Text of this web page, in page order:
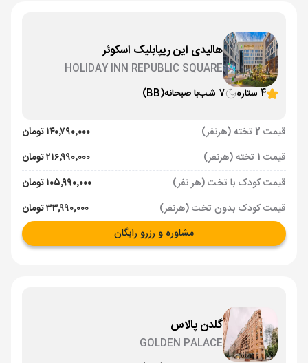
هالیدی این ریپابلیک اسکوئر
HOLIDAY INN REPUBLIC SQUARE
4 ستاره
7 شب با صبحانه(BB)
قیمت 2 تخته (هرنفر)
۱۴۰٬۷۹۰٬۰۰۰ تومان
قیمت 1 تخته (هرنفر)
۲۱۶٬۹۹۰٬۰۰۰ تومان
قیمت کودک با تخت (هر نفر)
۱۰۵٬۹۹۰٬۰۰۰ تومان
قیمت کودک بدون تخت (هرنفر)
۳۳٬۹۹۰٬۰۰۰ تومان
مشاوره و رزرو رایگان
گلدن پالاس
GOLDEN PALACE